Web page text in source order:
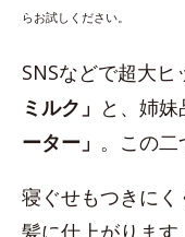
らお試しください。
SNSなどで超大ヒ
ミルク」 と、姉妹
ーター」 。この
寝ぐせもつきに